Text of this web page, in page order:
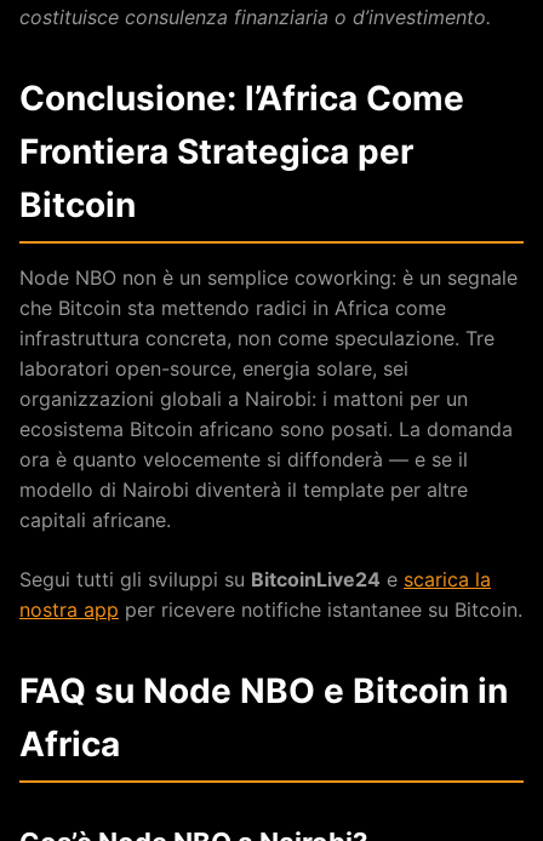
costituisce consulenza finanziaria o d’investimento.
Conclusione: l’Africa Come
Frontiera Strategica per
Bitcoin
Node NBO non è un semplice coworking: è un segnale
che Bitcoin sta mettendo radici in Africa come
infrastruttura concreta, non come speculazione. Tre
laboratori open-source, energia solare, sei
organizzazioni globali a Nairobi: i mattoni per un
ecosistema Bitcoin africano sono posati. La domanda
ora è quanto velocemente si diffonderà — e se il
modello di Nairobi diventerà il template per altre
capitali africane.
Segui tutti gli sviluppi su BitcoinLive24 e scarica la
nostra app per ricevere notifiche istantanee su Bitcoin.
FAQ su Node NBO e Bitcoin in
Africa